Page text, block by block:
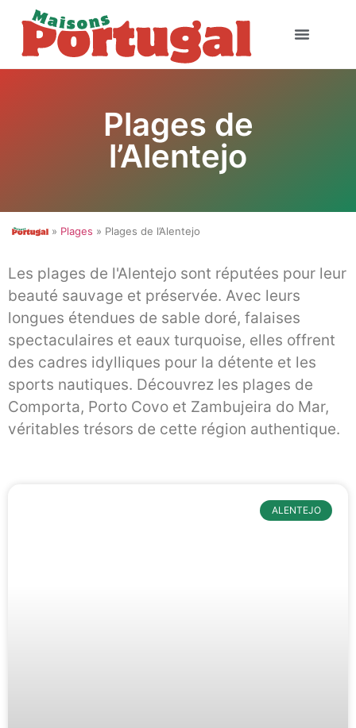
Plages de
l’Alentejo
» Plages » Plages de l’Alentejo
Les plages de l'Alentejo sont réputées pour leur
beauté sauvage et préservée. Avec leurs
longues étendues de sable doré, falaises
spectaculaires et eaux turquoise, elles offrent
des cadres idylliques pour la détente et les
sports nautiques. Découvrez les plages de
Comporta, Porto Covo et Zambujeira do Mar,
véritables trésors de cette région authentique.
ALENTEJO